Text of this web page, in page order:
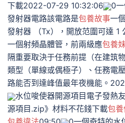
下載2022-07-29 10:32:06
0
發射器電路該電路是包養故事一
發射器 （Tx），開放范圍可達 1
一個射頻晶體管，前兩級應包養
隔重要取決于任務前提（在建筑
類型（單線或偶極子）、任務電
路能否到達峰值最年夜機能。
水位唆使器開源項目電子發熱
源項目.zip》材料不花錢下載包